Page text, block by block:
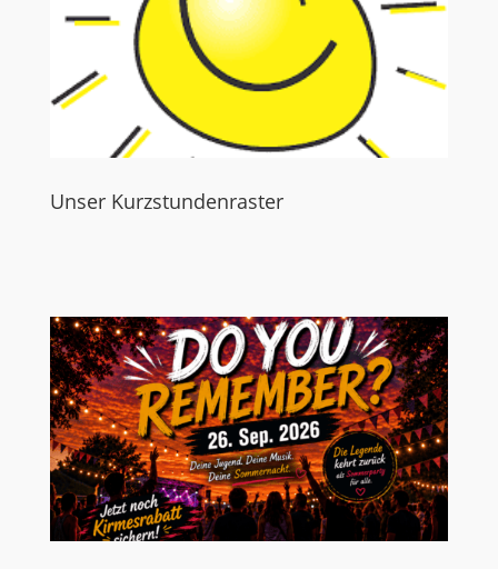
Unser Kurzstundenraster